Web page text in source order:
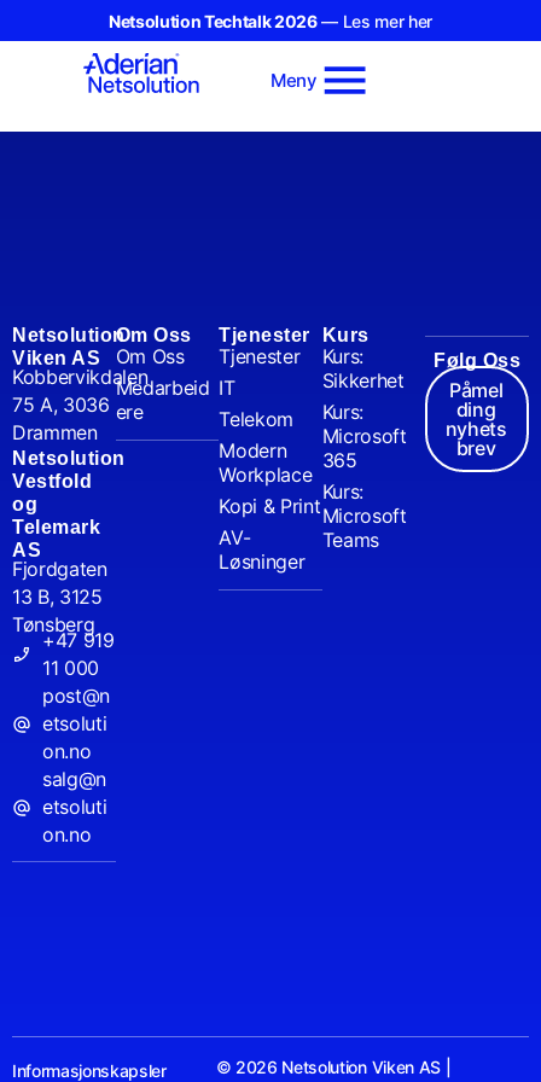
Netsolution Techtalk 2026— Les mer her
Meny
Netsolution
Viken AS
Kobbervikdalen
75 A, 3036
Drammen
Netsolution
Vestfold
og
Telemark
AS
Fjordgaten
13 B, 3125
Tønsberg
+47 919
11 000
post@n
etsoluti
on.no
salg@n
etsoluti
on.no
Om Oss
Om Oss
Medarbeid
ere
Tjenester
Tjenester
IT
Telekom
Modern
Workplace
Kopi & Print
AV-
Løsninger
Kurs
Kurs:
Sikkerhet
Kurs:
Microsoft
365
Kurs:
Microsoft
Teams
Følg Oss
Påmel
ding
nyhets
brev
© 2026 Netsolution Viken AS |
Informasjonskapsler